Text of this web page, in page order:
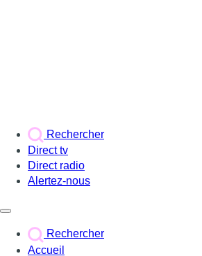
Rechercher
Direct tv
Direct radio
Alertez-nous
Rechercher
Accueil